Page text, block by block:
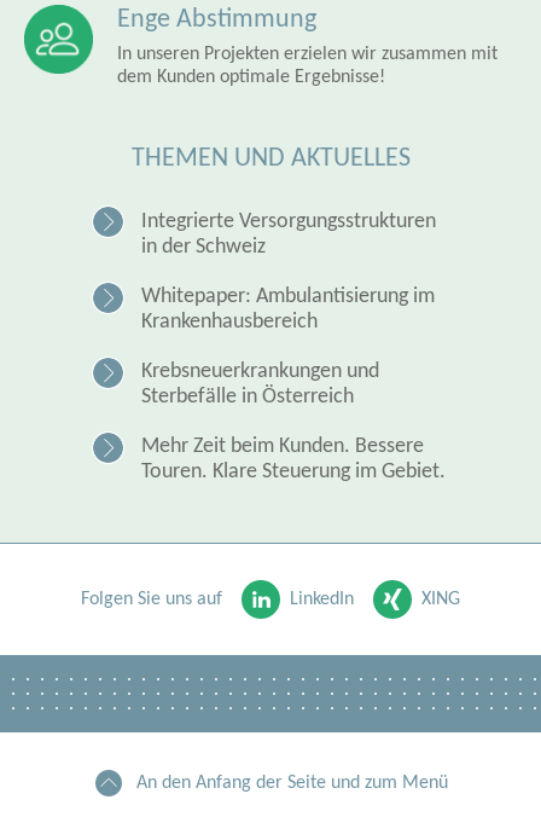
Enge Abstimmung
In unseren Projekten erzielen wir zusammen mit
dem Kunden optimale Ergebnisse!
THEMEN UND AKTUELLES
Integrierte Versorgungsstrukturen
in der Schweiz
Whitepaper: Ambulantisierung im
Krankenhausbereich
Krebsneuerkrankungen und
Sterbefälle in Österreich
Mehr Zeit beim Kunden. Bessere
Touren. Klare Steuerung im Gebiet.
Folgen Sie uns auf LinkedIn XING
An den Anfang der Seite und zum Menü